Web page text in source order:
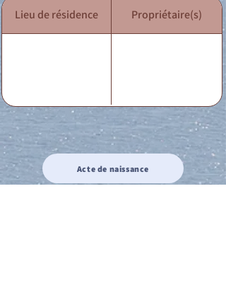
Lieu de résidence Propriétaire(s)
Acte de naissance